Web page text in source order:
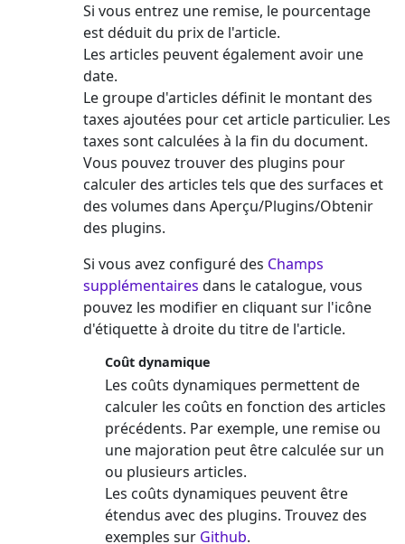
Si vous entrez une remise, le pourcentage
est déduit du prix de l'article.
Les articles peuvent également avoir une
date.
Le groupe d'articles définit le montant des
taxes ajoutées pour cet article particulier. Les
taxes sont calculées à la fin du document.
Vous pouvez trouver des plugins pour
calculer des articles tels que des surfaces et
des volumes dans Aperçu/Plugins/Obtenir
des plugins.
Si vous avez configuré des Champs
supplémentaires dans le catalogue, vous
pouvez les modifier en cliquant sur l'icône
d'étiquette à droite du titre de l'article.
Coût dynamique
Les coûts dynamiques permettent de
calculer les coûts en fonction des articles
précédents. Par exemple, une remise ou
une majoration peut être calculée sur un
ou plusieurs articles.
Les coûts dynamiques peuvent être
étendus avec des plugins. Trouvez des
exemples sur Github.